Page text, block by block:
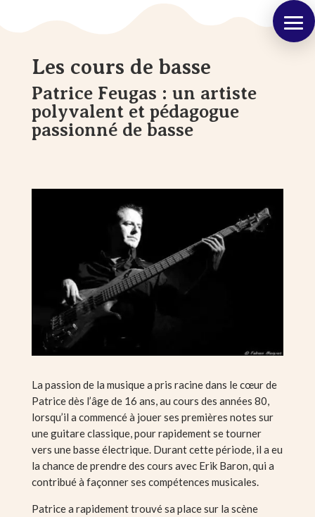
Les cours de basse
Patrice Feugas : un artiste
polyvalent et pédagogue
passionné de basse
La passion de la musique a pris racine dans le cœur de
Patrice dès l’âge de 16 ans, au cours des années 80,
lorsqu’il a commencé à jouer ses premières notes sur
une guitare classique, pour rapidement se tourner
vers une basse électrique. Durant cette période, il a eu
la chance de prendre des cours avec Erik Baron, qui a
contribué à façonner ses compétences musicales.
Patrice a rapidement trouvé sa place sur la scène